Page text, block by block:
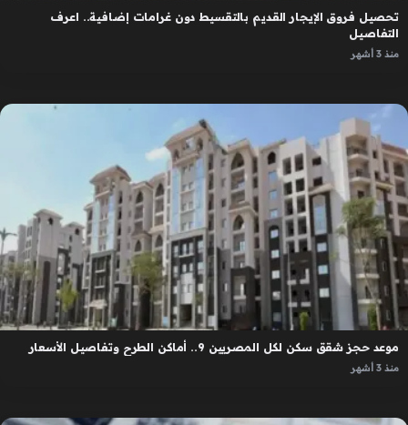
تحصيل فروق الإيجار القديم بالتقسيط دون غرامات إضافية.. اعرف
التفاصيل
منذ 3 أشهر
موعد حجز شقق سكن لكل المصريين 9.. أماكن الطرح وتفاصيل الأسعار
منذ 3 أشهر